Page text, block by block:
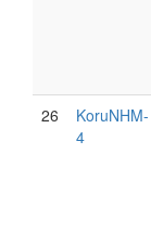
26
KoruNHM-
4